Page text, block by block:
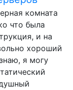
комната
что была
и на
хороший
я могу